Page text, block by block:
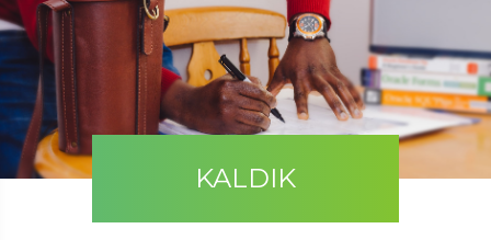
KALDIK